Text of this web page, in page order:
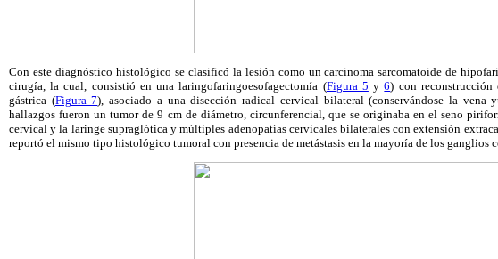
Con este diagnóstico histológico se clasificó la lesión como un carcinoma sarcomatoide de
cirugía, la cual, consistió en una laringofaringoesofagectomía (Figura 5 y6) con
gástrica (Figura 7), asociado a una disección radical cervical bilateral (conservándose la vena
hallazgos fueron un tumor de 9 cm de diámetro, circunferencial, que se originaba en el seno
cervical y la laringe supraglótica y múltiples adenopatías cervicales bilaterales con extensión
reportó el mismo tipo histológico tumoral con presencia de metástasis en la mayoría de los ganglios